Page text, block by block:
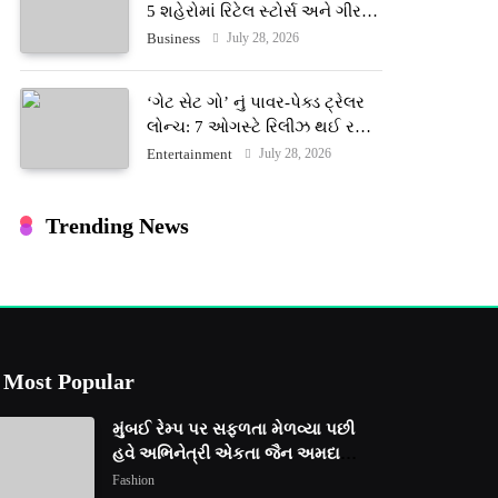
5 શહેરોમાં રિટેલ સ્ટોર્સ અને ગીર
ગાયના વૈદિક વલોણા ઘી-દૂધની શુદ્ધ
Business July 28, 2026
‘ગેટ સેટ ગો’ નું પાવર-પેક્ડ ટ્રેલર
લોન્ચ: 7 ઓગસ્ટે રિલીઝ થઈ રહેલ
આ ફિલ્મમાં હાઇ-ટેક VFX જોવા
Entertainment July 28, 2026
Trending News
Most Popular
મુંબઈ રેમ્પ પર સફળતા મેળવ્યા પછી
હવે અભિનેત્રી એકતા જૈન અમદાવાદ
ફેશન વીકમાં પોતાની પ્રતિભા
Fashion